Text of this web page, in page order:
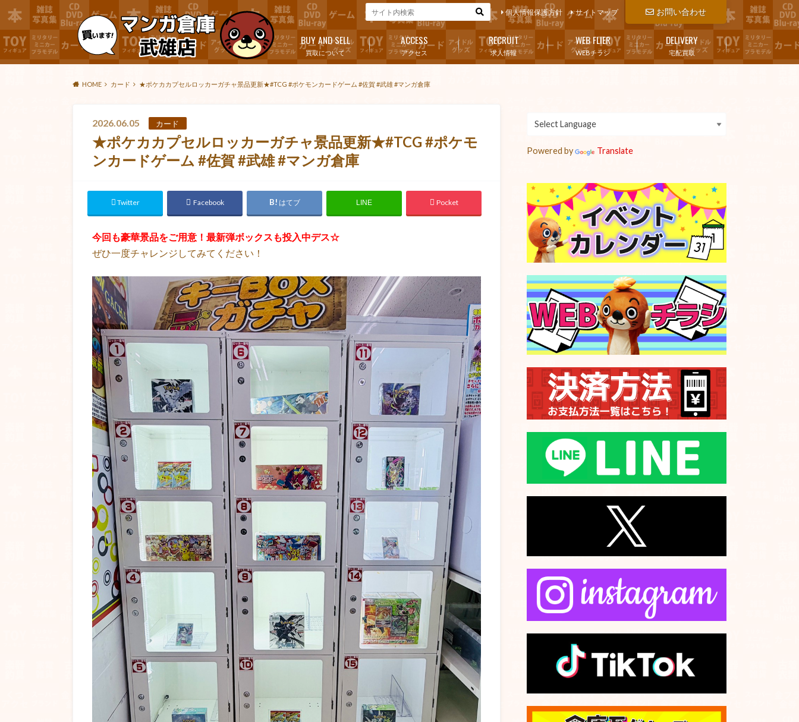
お問い合わせ
個人情報保護方針 サイトマップ
買取について
BUY AND SELL
アクセス
ACCESS
求人情報
RECRUIT
WEBチラシ
WEB FLIER
宅配買取
DELIVERY
HOME カード ★ポケカカプセルロッカーガチャ景品更新★#TCG #ポケモンカードゲーム #佐賀 #武雄 #マンガ倉庫
2026.06.05 カード
★ポケカカプセルロッカーガチャ景品更新★#TCG #ポケモ
ンカードゲーム #佐賀 #武雄 #マンガ倉庫
Twitter Facebook はてブ LINE Pocket
今回も豪華景品をご用意！最新弾ボックスも投入中デス☆
ぜひ一度チャレンジしてみてください！
Powered by Translate